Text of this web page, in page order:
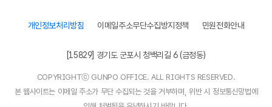
개인정보처리방침 이메일주소무단수집방지정책 민원전화안내
[15829] 경기도 군포시 청백리길 6 (금정동)
COPYRIGHTⓒ GUNPO OFFICE. ALL RIGHTS RESERVED.
본 웹사이트는 이메일 주소가 무단 수집되는 것을 거부하며, 위반 시 정보통신망법에